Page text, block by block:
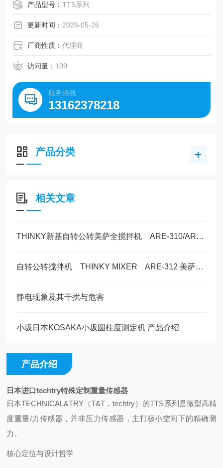
产品型号：TTS系列
更新时间： 2026-05-26
厂商性质：代理商
访问量： 109
服务热线
13162378218
产品分类
相关文章
THINKY新基自转公转美萨全搅拌机 ARE-310/AR-100锂电行业新能源汽车领域
自转公转搅拌机 THINKY MIXER ARE-312 美萨现货1台
静电现象及其干扰与危害
小坂日本KOSAKA小坂圆柱度测定机 产品介绍
产品介绍
日本进口techtry特殊定制重量传感器
日本TECHNICAL&TRY（T&T，techtry）的TTS系列是微型高精
度重量/力传感器，并非压力传感器，主打极小空间下的精确测
力‌。
核心定位与设计哲学